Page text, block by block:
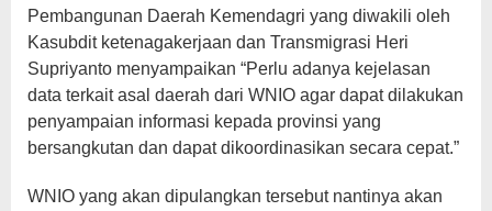
Pembangunan Daerah Kemendagri yang diwakili oleh
Kasubdit ketenagakerjaan dan Transmigrasi Heri
Supriyanto menyampaikan “Perlu adanya kejelasan
data terkait asal daerah dari WNIO agar dapat dilakukan
penyampaian informasi kepada provinsi yang
bersangkutan dan dapat dikoordinasikan secara cepat.”
WNIO yang akan dipulangkan tersebut nantinya akan